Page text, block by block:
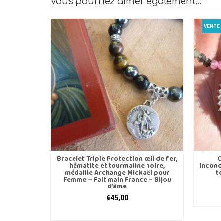
Bracelet Triple Protection œil de fer,
hématite et tourmaline noire,
médaille Archange Mickaël pour
Femme – Fait main France – Bijou
d’âme
€45,00